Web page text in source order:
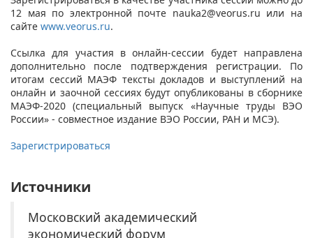
12 мая по электронной почте nauka2@veorus.ru или на
сайте www.veorus.ru.
Ссылка для участия в онлайн-сессии будет направлена
дополнительно после подтверждения регистрации. По
итогам сессий МАЭФ тексты докладов и выступлений на
онлайн и заочной сессиях будут опубликованы в сборнике
МАЭФ-2020 (специальный выпуск «Научные труды ВЭО
России» - совместное издание ВЭО России, РАН и МСЭ).
Зарегистрироваться
Источники
Московский академический
экономический форум